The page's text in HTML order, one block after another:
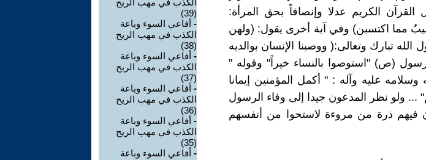
القرآن الكريم عدلا وإنصافاً بحق المرأة:
مما اكتسبن) وفي آية أخرى يقول: (ولهن
تبارك وتعالى:( ووصينا الإنسان بوالديه
(ص) "استوصوا بالنساء خيراً" وقوله "
عليه وآله : " أكمل المؤمنين إيمانا
... ولو نظر المدعون جيدا إلى وفاء الرسول
فيهم ذرة من مروءة لاستحوا من أنفسهم
الكذب في مهب الريح
(39)
- أفاعي السوء وباعة
الكذب في مهب الريح
(38)
- أفاعي السوء وباعة
الكذب في مهب الريح
(37)
- أفاعي السوء وباعة
الكذب في مهب الريح
(36)
- أفاعي السوء وباعة
الكذب في مهب الريح
(35)
- أفاعي السوء وباعة